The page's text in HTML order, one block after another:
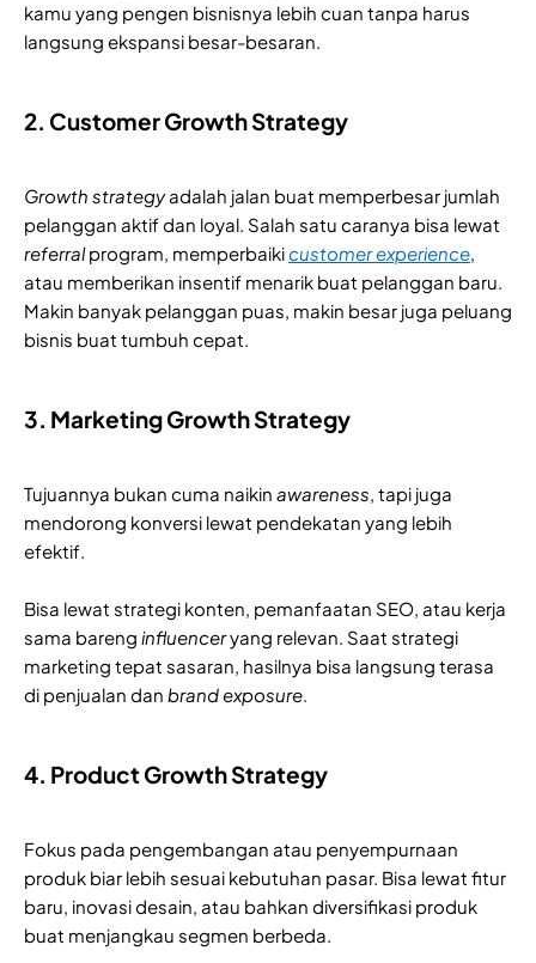
kamu yang pengen bisnisnya lebih cuan tanpa harus
langsung ekspansi besar-besaran.
2. Customer Growth Strategy
Growth strategyadalah jalan buat memperbesar jumlah
pelanggan aktif dan loyal. Salah satu caranya bisa lewat
referralprogram, memperbaikicustomer experience,
atau memberikan insentif menarik buat pelanggan baru.
Makin banyak pelanggan puas, makin besar juga peluang
bisnis buat tumbuh cepat.
3. Marketing Growth Strategy
Tujuannya bukan cuma naikin awareness, tapi juga
mendorong konversi lewat pendekatan yang lebih
efektif.
Bisa lewat strategi konten, pemanfaatan SEO, atau kerja
sama bareng influenceryang relevan. Saat strategi
marketing tepat sasaran, hasilnya bisa langsung terasa
di penjualan dan brand exposure.
4. Product Growth Strategy
Fokus pada pengembangan atau penyempurnaan
produk biar lebih sesuai kebutuhan pasar. Bisa lewat fitur
baru, inovasi desain, atau bahkan diversifikasi produk
buat menjangkau segmen berbeda.